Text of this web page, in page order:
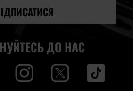
ДО НАС